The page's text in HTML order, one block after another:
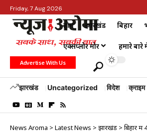
Friday, 7 Aug 2026
होम झारखंड बिहार
एक्सप्लोर मोर हमारे बारे
Advertise With Us
झारखंड Uncategorized विदेश क्राइम
News Aroma > Latest News > झारखंड > बिहार में 4 हजार